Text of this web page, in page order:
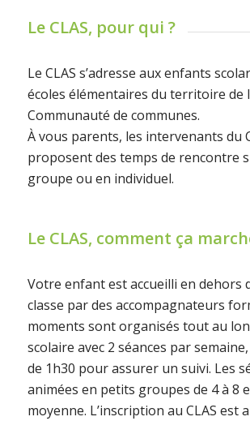
Le CLAS, pour qui ?
Le CLAS s’adresse aux enfants
écoles élémentaires du territoire de
Communauté de communes.
À vous parents, les intervenants du
proposent des temps de rencontre
groupe ou en individuel.
Le CLAS, comment ça
Votre enfant est accueilli en dehors
classe par des accompagnateurs
moments sont organisés tout au
scolaire avec 2 séances par
de 1h30 pour assurer un suivi. Les
animées en petits groupes de 4 à 8
moyenne. L’inscription au CLAS est